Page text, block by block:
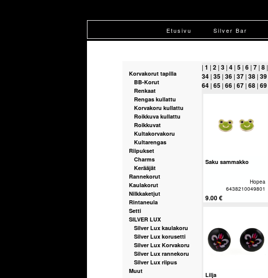
Etusivu Silver Bar
Korvakorut tapilla
BB-Korut
Renkaat
Rengas kullattu
Korvakoru kullattu
Roikkuva kullattu
Roikkuvat
Kultakorvakoru
Kultarengas
Riipukset
Charms
Kerääjät
Rannekorut
Kaulakorut
Nilkkaketjut
Rintaneula
Setti
SILVER LUX
Silver Lux kaulakoru
Silver Lux korusetti
Silver Lux Korvakoru
Silver Lux rannekoru
Silver Lux riipus
Muut
| 1 | 2 | 3 | 4 | 5 | 6 | 7 | 8 |
34 | 35 | 36 | 37 | 38 | 39
64 | 65 | 66 | 67 | 68 | 69
Saku sammakko
Hopea
6438210049801
9.00 €
Lilja